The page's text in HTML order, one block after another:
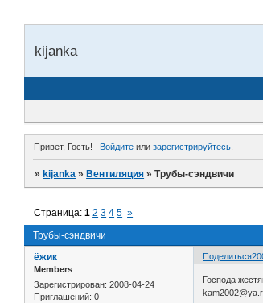
kijanka
Привет, Гость! Войдитеили зарегистрируйтесь.
»kijanka »Вентиляция »Трубы-сэндвичи
Трубы-сэндвичи
Страница:1 2 3 4 5 »
Поделиться
ёжик
Members
Зарегистрирован: 2008-04-24
Приглашений: 0
Господа